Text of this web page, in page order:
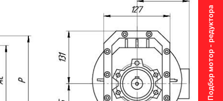
Подбор мотор - редуктора